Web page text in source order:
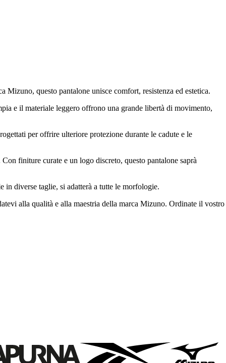
questo pantalone unisce comfort, resistenza ed estetica.
e il materiale leggero offrono una grande libertà di movimento,
per offrire ulteriore protezione durante le cadute e le
finiture curate e un logo discreto, questo pantalone saprà
in diverse taglie, si adatterà a tutte le morfologie.
alla qualità e alla maestria della marca Mizuno. Ordinate il vostro